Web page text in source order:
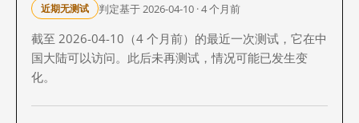
近期无测试 判定基于 2026-04-10 · 4 个月前
截至 2026-04-10（4 个月前）的最近一次测试，它在中
国大陆可以访问。此后未再测试，情况可能已发生变
化。